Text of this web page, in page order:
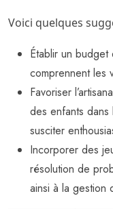
Voici quelques
Établir un budget
comprennent les
Favoriser
des enfants
susciter
Incorporer des
résolution de
ainsi à la gestion